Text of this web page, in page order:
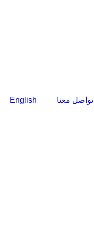
تواصل معنا English